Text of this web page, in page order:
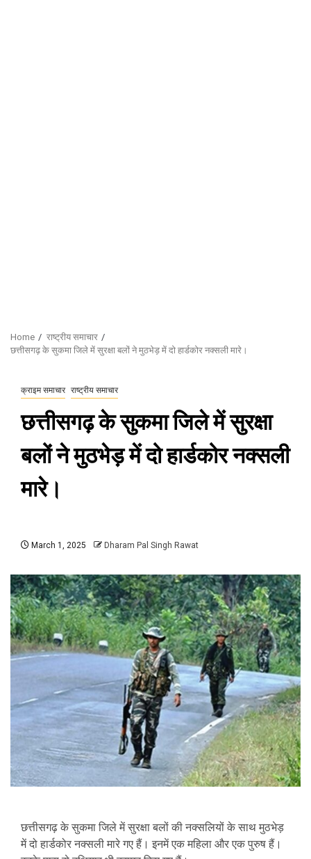
Home
राष्ट्रीय समाचार
छत्तीसगढ़ के सुकमा जिले में सुरक्षा बलों ने मुठभेड़ में दो हार्डकोर नक्सली मारे।
क्राइम समाचार राष्ट्रीय समाचार
छत्तीसगढ़ के सुकमा जिले में सुरक्षा
बलों ने मुठभेड़ में दो हार्डकोर नक्सली
मारे।
March 1, 2025 Dharam Pal Singh Rawat
छत्तीसगढ़ के सुकमा जिले में सुरक्षा बलों की नक्सलियों के साथ मुठभेड़
में दो हार्डकोर नक्सली मारे गए हैं। इनमें एक महिला और एक पुरुष हैं।